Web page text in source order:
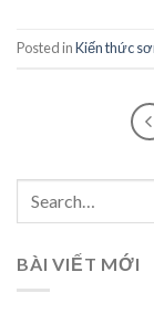
Posted inKiến thức
BÀI VIẾT MỚI